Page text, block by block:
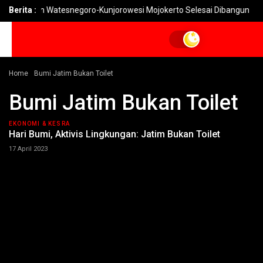
Berita :Watesnegoro-Kunjorowesi Mojokerto Selesai Dibangun
Home Bumi Jatim Bukan Toilet
Bumi Jatim Bukan Toilet
EKONOMI & KESRA
Hari Bumi, Aktivis Lingkungan: Jatim Bukan Toilet
17 April 2023